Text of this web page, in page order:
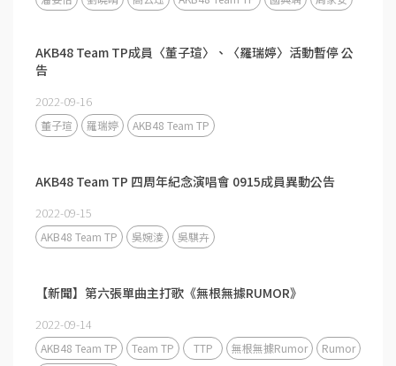
AKB48 Team TP成員〈董子瑄〉、〈羅瑞婷〉活動暫停 公
告
2022-09-16
董子瑄 羅瑞婷 AKB48 Team TP
AKB48 Team TP 四周年紀念演唱會 0915成員異動公告
2022-09-15
AKB48 Team TP 吳婉淩 吳騏卉
【新聞】第六張單曲主打歌《無根無據RUMOR》
2022-09-14
AKB48 Team TP Team TP TTP 無根無據Rumor
Rumor